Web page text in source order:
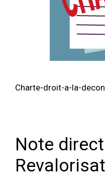
Charte-droit-a-la-
Note